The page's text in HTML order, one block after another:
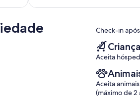
fi
de
Mairiporã
10,
(10
avaliações)
Check-in
Aceita
Aceita
(máximo de 2